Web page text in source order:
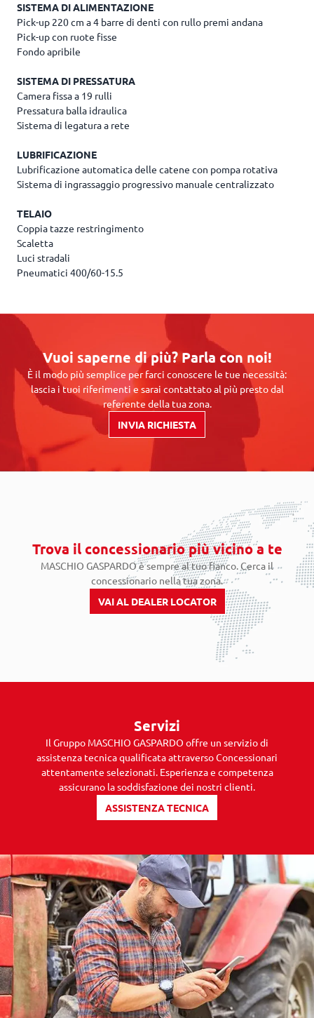
SISTEMA DI ALIMENTAZIONE
Pick-up 220 cm a 4 barre di denti con rullo premi andana
Pick-up con ruote fisse
Fondo apribile
SISTEMA DI PRESSATURA
Camera fissa a 19 rulli
Pressatura balla idraulica
Sistema di legatura a rete
LUBRIFICAZIONE
Lubrificazione automatica delle catene con pompa rotativa
Sistema di ingrassaggio progressivo manuale centralizzato
TELAIO
Coppia tazze restringimento
Scaletta
Luci stradali
Pneumatici 400/60-15.5
Vuoi saperne di più? Parla con noi!
È il modo più semplice per farci conoscere le tue necessità:
lascia i tuoi riferimenti e sarai contattato al più presto dal
referente della tua zona.
INVIA RICHIESTA
Trova il concessionario più vicino a te
MASCHIO GASPARDO è sempre al tuo fianco. Cerca il
concessionario nella tua zona.
VAI AL DEALER LOCATOR
Servizi
Il Gruppo MASCHIO GASPARDO offre un servizio di
assistenza tecnica qualificata attraverso Concessionari
attentamente selezionati. Esperienza e competenza
assicurano la soddisfazione dei nostri clienti.
ASSISTENZA TECNICA